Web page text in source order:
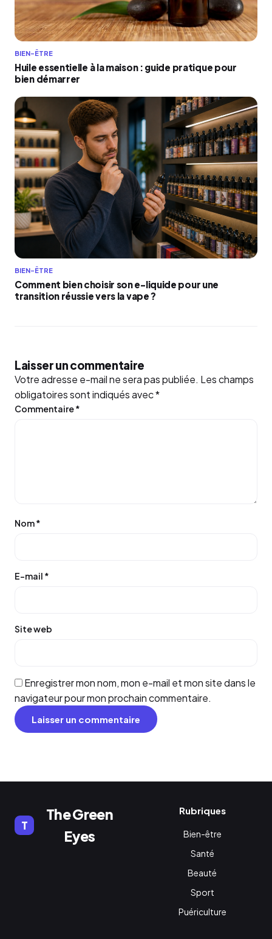
BIEN-ÊTRE
Huile essentielle à la maison : guide pratique pour
bien démarrer
BIEN-ÊTRE
Comment bien choisir son e-liquide pour une
transition réussie vers la vape ?
Laisser un commentaire
Votre adresse e-mail ne sera pas publiée. Les champs
obligatoires sont indiqués avec*
Commentaire*
Nom*
E-mail *
Site web
Enregistrer mon nom, mon e-mail et mon site dans le
navigateur pour mon prochain commentaire.
T
The Green
Eyes
Rubriques
Bien-être
Santé
Beauté
Sport
Puériculture